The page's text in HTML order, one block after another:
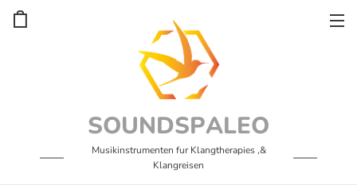
SOUNDSPALEO
Musikinstrumenten fur Klangtherapies ,&
Klangreisen